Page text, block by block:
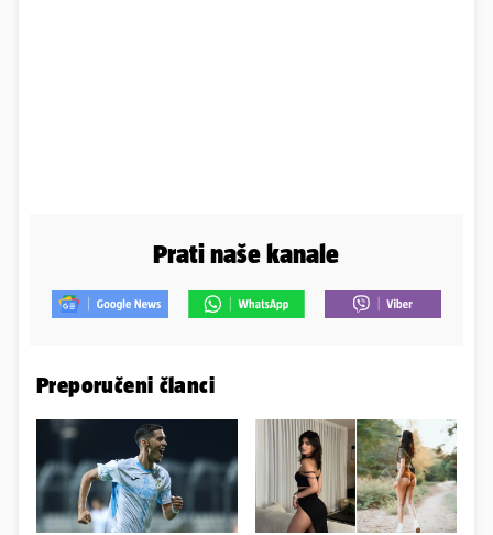
Prati naše kanale
Preporučeni članci